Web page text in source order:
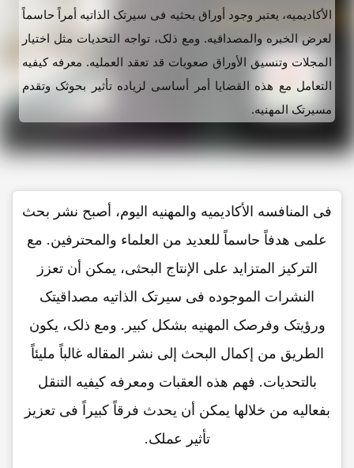
الأکادیمیه، یعتبر وجود أوراق بحثیه فی سیرتک الذاتیه أمراً حاسماً
لعرض الخبره والمصداقیه. ومع ذلک، تواجه التحدیات مثل اختیار
المجلات وتنسیق الأوراق صعوبات قد تعقد العملیه. معرفه کیفیه
التعامل مع هذه القضایا أمر أساسی لزیاده تأثیر بحوثک وتقدم
مسیرتک المهنیه.
فی المنافسه الأکادیمیه والمهنیه الیوم، أصبح نشر بحث
علمی هدفاً حاسماً للعدید من العلماء والمحترفین. مع
الترکیز المتزاید على الإنتاج البحثی، یمکن أن تعزز
النشرات الموجوده فی سیرتک الذاتیه مصداقیتک
ورؤیتک وفرصک المهنیه بشکل کبیر. ومع ذلک، یکون
الطریق من إکمال البحث إلى نشر المقاله غالباً ملیئاً
بالتحدیات. فهم هذه العقبات ومعرفه کیفیه التنقل
بفعالیه من خلالها یمکن أن یحدث فرقاً کبیراً فی تعزیز
تأثیر عملک.